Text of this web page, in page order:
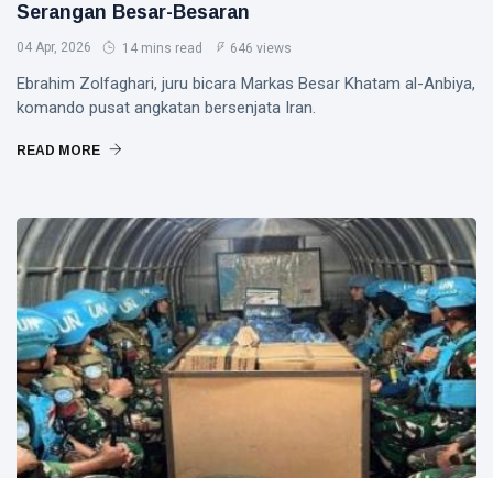
Serangan Besar-Besaran
04 Apr, 2026 14 mins read 646 views
Ebrahim Zolfaghari, juru bicara Markas Besar Khatam al-Anbiya,
komando pusat angkatan bersenjata Iran.
READ MORE